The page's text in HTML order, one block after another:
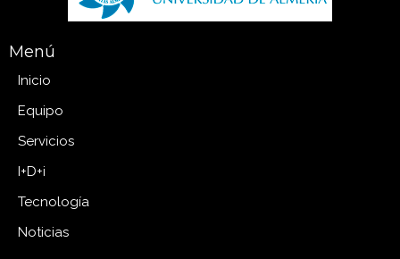
Menú
Inicio
Equipo
Servicios
I+D+i
Tecnología
Noticias